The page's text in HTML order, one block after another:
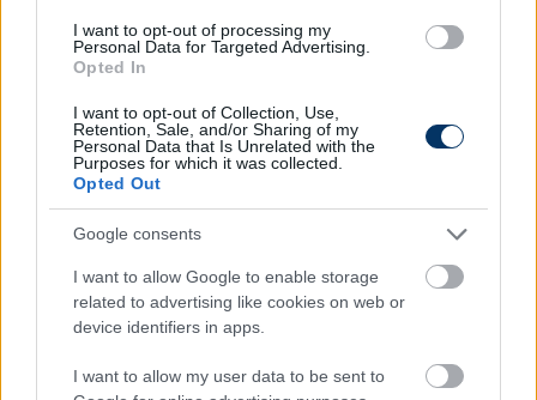
I want to opt-out of processing my
Personal Data for Targeted Advertising.
Opted In
I want to opt-out of Collection, Use,
Retention, Sale, and/or Sharing of my
Personal Data that Is Unrelated with the
Purposes for which it was collected.
Opted Out
Google consents
I want to allow Google to enable storage
related to advertising like cookies on web or
device identifiers in apps.
I want to allow my user data to be sent to
MAGYAR FOCI
Áttörés Szoboszlai ügyében - itt a hír,
amelyre sokan vártak
ETO: Nagy bejelentést tettek a
csapatkapitányról